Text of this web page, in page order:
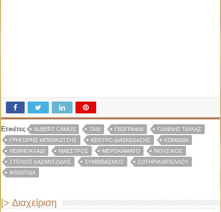
Ετικέτες ALBERT CAMUS TAXI ΓΕΩΓΡΑΦΙΑ
ΓΙΆΝΝΗΣ ΤΑΥΛΆΣ
ΓΡΗΓΌΡΗΣ ΜΠΙΘΙΚΏΤΣΗΣ
ΚΈΝΤΡΟ ΔΙΑΣΚΈΔΑΣΗΣ
ΚΩΜΩΔΊΑ
ΛΕΙΑΝΟΚΛΆΔΙ
ΜΑΈΣΤΡΟΣ ΜΕΡΟΚΆΜΑΤΟ
ΜΟΥΣΙΚΌΣ
ΣΤΈΛΙΟΣ ΚΑΖΑΝΤΖΊΔΗΣ
ΣΥΜΒΙΒΑΣΜΌΣ
ΣΩΤΗΡΊΑ ΜΠΈΛΛΟΥ
ΦΘΙΏΤΙΔΑ
|> Διαχείριση